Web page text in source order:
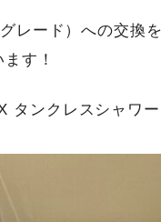
レード）への交
す！
タンクレスシャワ